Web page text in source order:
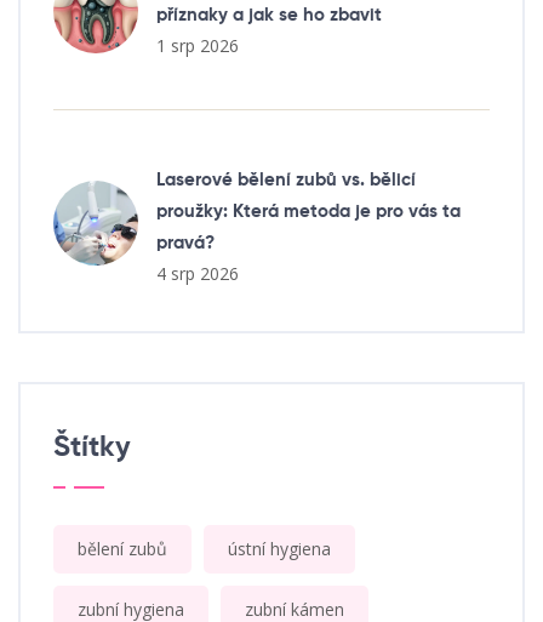
příznaky a jak se ho zbavit
1 srp 2026
Laserové bělení zubů vs. bělicí
proužky: Která metoda je pro vás ta
pravá?
4 srp 2026
Štítky
bělení zubů ústní hygiena
zubní hygiena zubní kámen